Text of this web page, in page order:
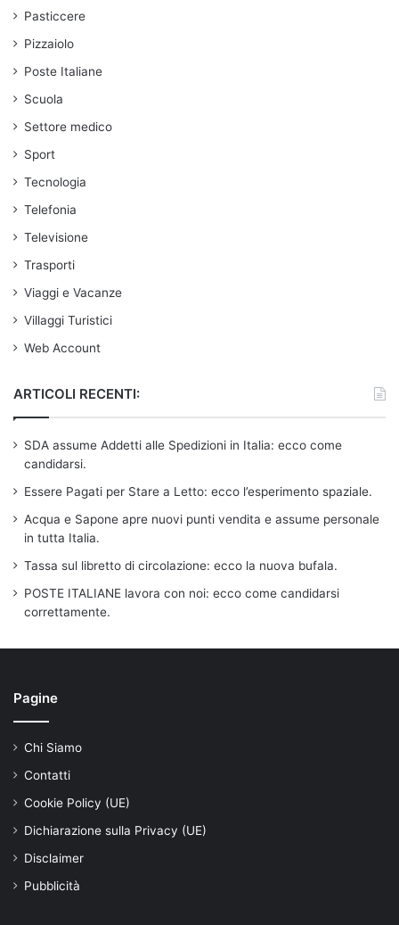
Pasticcere
Pizzaiolo
Poste Italiane
Scuola
Settore medico
Sport
Tecnologia
Telefonia
Televisione
Trasporti
Viaggi e Vacanze
Villaggi Turistici
Web Account
ARTICOLI RECENTI:
SDA assume Addetti alle Spedizioni in Italia: ecco come
candidarsi.
Essere Pagati per Stare a Letto: ecco l’esperimento spaziale.
Acqua e Sapone apre nuovi punti vendita e assume personale
in tutta Italia.
Tassa sul libretto di circolazione: ecco la nuova bufala.
POSTE ITALIANE lavora con noi: ecco come candidarsi
correttamente.
Pagine
Chi Siamo
Contatti
Cookie Policy (UE)
Dichiarazione sulla Privacy (UE)
Disclaimer
Pubblicità